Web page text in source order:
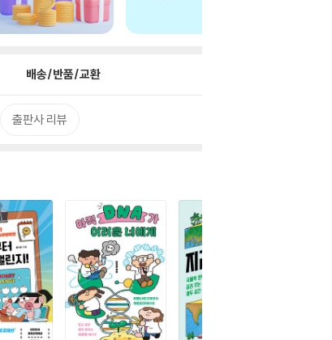
배송/반품/교환
출판사 리뷰